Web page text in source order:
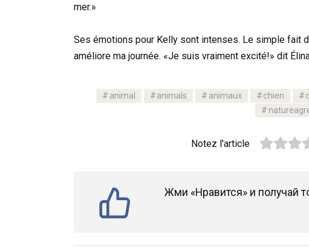
mer.»
Ses émotions pour Kelly sont intenses. Le simple fait
améliore ma journée. «Je suis vraiment excité!» dit
animal animals animaux chien
Notez l'article
Жми «Нравится» и получай